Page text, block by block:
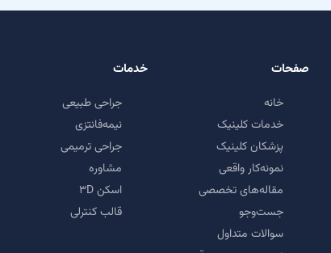
صفحات
خانه
خدمات کلینیک
پزشکان کلینیک
نمونه‌کار واقعی
مقاله‌های تخصصی
جست‌وجو
سوالات متداول
خدمات
جراحی طبیعی
نیمه‌فانتزی
جراحی ترمیمی
مشاوره
اسکن ۳D
قالب کنترلی